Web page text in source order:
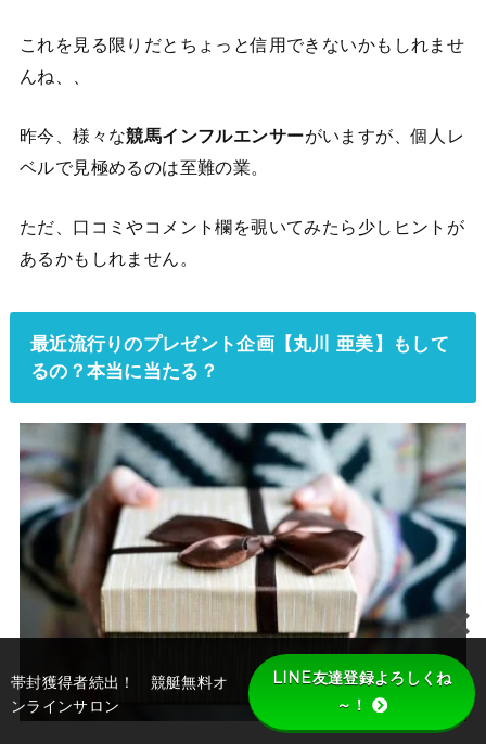
これを見る限りだとちょっと信用できないかもしれませ
んね、、
昨今、様々な競馬インフルエンサーがいますが、個人レ
ベルで見極めるのは至難の業。
ただ、口コミやコメント欄を覗いてみたら少しヒントが
あるかもしれません。
最近流行りのプレゼント企画【丸川 亜美】もして
るの？本当に当たる？
帯封獲得者続出！ 競艇無料オ
ンラインサロン
LINE友達登録よろしくね
～！